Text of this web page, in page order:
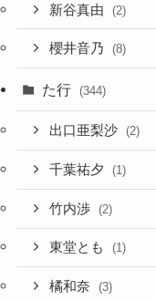
新谷真由 (2)
櫻井音乃 (8)
た行 (344)
出口亜梨沙 (2)
千葉祐夕 (1)
竹内渉 (2)
東堂とも (1)
橘和奈 (3)